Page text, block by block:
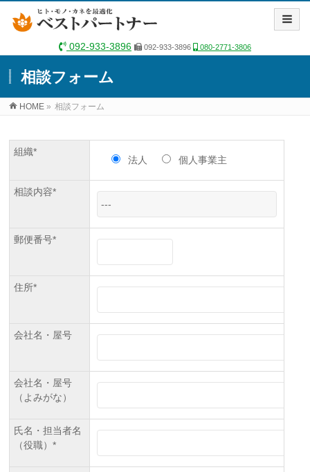
092-933-3896 092-933-3896 080-2771-3806
相談フォーム
HOME » 相談フォーム
組織*
法人 個人事業主
相談内容*
郵便番号*
住所*
会社名・屋号
会社名・屋号
（よみがな）
氏名・担当者名
（役職）*